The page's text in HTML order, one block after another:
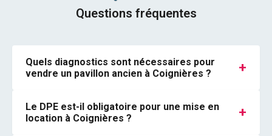
Questions fréquentes
Quels diagnostics sont nécessaires pour
vendre un pavillon ancien à Coignières ?
+
Le DPE est-il obligatoire pour une mise en
location à Coignières ?
+